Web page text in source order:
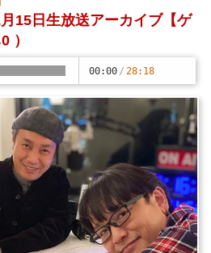
15日生放送アーカイブ【ゲ
）
00:00 / 28:18